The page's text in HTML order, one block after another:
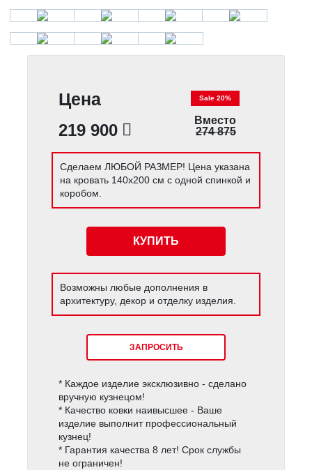
Цена
219 900
Sale 20%
Вместо
274 875
Сделаем ЛЮБОЙ РАЗМЕР! Цена указана
на кровать 140х200 см с одной спинкой и
коробом.
КУПИТЬ
Возможны любые дополнения в
архитектуру, декор и отделку изделия.
ЗАПРОСИТЬ
* Каждое изделие эксклюзивно - сделано
вручную кузнецом!
* Качество ковки наивысшее - Ваше
изделие выполнит профессиональный
кузнец!
* Гарантия качества 8 лет! Срок службы
не ограничен!